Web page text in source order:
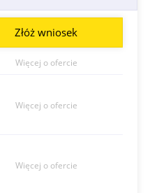
Więcej o ofercie
Złóż wniosek
Więcej o ofercie
Więcej o ofercie